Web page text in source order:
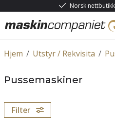
Norsk nettbutikk
/
Hjem /
Utstyr / Rekvisita
Pussemaskiner
Filter